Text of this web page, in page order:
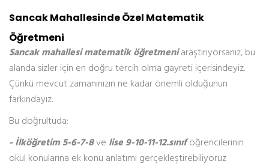
Sancak Mahallesinde Özel Matematik
Öğretmeni
Sancak mahallesi matematik öğretmeniaraştırıyorsanız, bu
alanda sizler için en doğru tercih olma gayreti içerisindeyiz.
Çünkü mevcut zamanınızın ne kadar önemli olduğunun
farkındayız.
Bu doğrultuda;
- İlköğretim 5-6-7-8ve lise 9-10-11-12.sınıföğrencilerinin
okul konularına ek konu anlatımı gerçekleştirebiliyoruz